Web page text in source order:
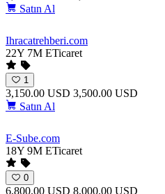
Satın Al
Ihracatrehberi.com
22Y 7M ETicaret
1
3,150.00 USD 3,500.00 USD
Satın Al
E-Sube.com
18Y 9M ETicaret
0
6,800.00 USD 8,000.00 USD